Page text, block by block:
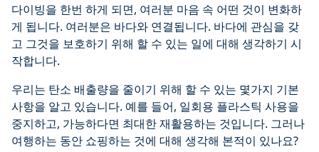
다이빙을 한번 하게 되면, 여러분 마음 속 어떤 것이 변화하
게 됩니다. 여러분은 바다와 연결됩니다. 바다에 관심을 갖
고 그것을 보호하기 위해 할 수 있는 일에 대해 생각하기 시
작합니다.
우리는 탄소 배출량을 줄이기 위해 할 수 있는 몇가지 기본
사항을 알고 있습니다. 예를 들어, 일회용 플라스틱 사용을
중지하고, 가능하다면 최대한 재활용하는 것입니다. 그러나
여행하는 동안 쇼핑하는 것에 대해 생각해 본적이 있나요?